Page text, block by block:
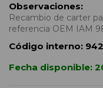
Observaciones:
Recambio de carter
referencia OEM IAM
Código interno:
Fecha disponible: